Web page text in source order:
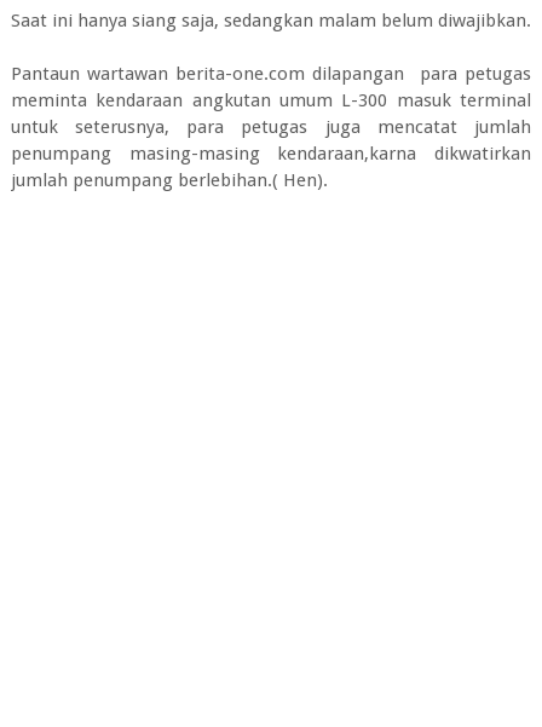
Saat ini hanya siang saja, sedangkan malam belum diwajibkan.
Pantaun wartawan berita-one.com dilapangan para petugas
meminta kendaraan angkutan umum L-300 masuk terminal
untuk seterusnya, para petugas juga mencatat jumlah
penumpang masing-masing kendaraan,karna dikwatirkan
jumlah penumpang berlebihan.( Hen).